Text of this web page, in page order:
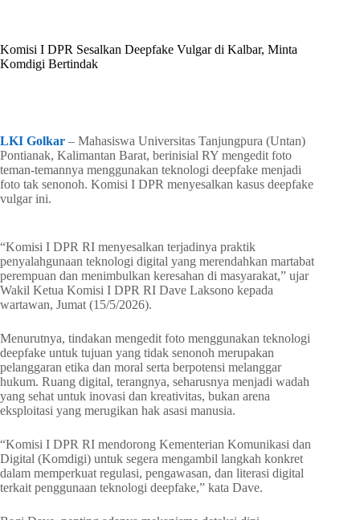
Komisi I DPR Sesalkan Deepfake Vulgar di Kalbar, Minta
Komdigi Bertindak
LKI Golkar – Mahasiswa Universitas Tanjungpura (Untan)
Pontianak, Kalimantan Barat, berinisial RY mengedit foto
teman-temannya menggunakan teknologi deepfake menjadi
foto tak senonoh. Komisi I DPR menyesalkan kasus deepfake
vulgar ini.
“Komisi I DPR RI menyesalkan terjadinya praktik
penyalahgunaan teknologi digital yang merendahkan martabat
perempuan dan menimbulkan keresahan di masyarakat,” ujar
Wakil Ketua Komisi I DPR RI Dave Laksono kepada
wartawan, Jumat (15/5/2026).
Menurutnya, tindakan mengedit foto menggunakan teknologi
deepfake untuk tujuan yang tidak senonoh merupakan
pelanggaran etika dan moral serta berpotensi melanggar
hukum. Ruang digital, terangnya, seharusnya menjadi wadah
yang sehat untuk inovasi dan kreativitas, bukan arena
eksploitasi yang merugikan hak asasi manusia.
“Komisi I DPR RI mendorong Kementerian Komunikasi dan
Digital (Komdigi) untuk segera mengambil langkah konkret
dalam memperkuat regulasi, pengawasan, dan literasi digital
terkait penggunaan teknologi deepfake,” kata Dave.